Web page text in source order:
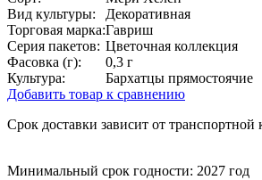
Вид культуры:
Декоративная
Торговая марка:Гавриш
Серия пакетов: Цветочная коллекция
Фасовка (г):
0,3 г
Культура:
Бархатцы прямостоячие
Добавить товар к сравнению
Срок доставки зависит от
Минимальный срок годности: 2027 год